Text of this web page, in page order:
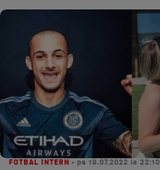
FOTBAL INTERN • pe 19.07.2022 la 22:10